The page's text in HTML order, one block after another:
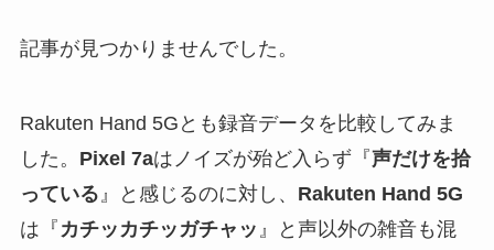
記事が見つかりませんでした。
Rakuten Hand 5Gとも録音データを比較してみま
した。 Pixel 7aはノイズが殆ど入らず『声だけを拾
っている』と感じるのに対し、 Rakuten Hand 5G
は『 カチッカチッガチャッ 』と声以外の雑音も混